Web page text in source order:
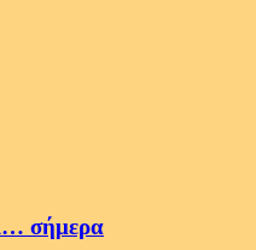
σήμερα